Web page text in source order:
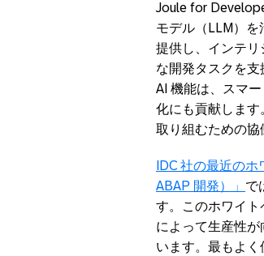
Joule for
モデル（ LLM ）を
提供し、インテリ
な開発タスクを
AI 機能は、スマ
化にも貢献します
取り組むための協
IDC 社の最近のホ
ABAP 開発）」 で
す。このホワイ
によって生産性
います。最もよ